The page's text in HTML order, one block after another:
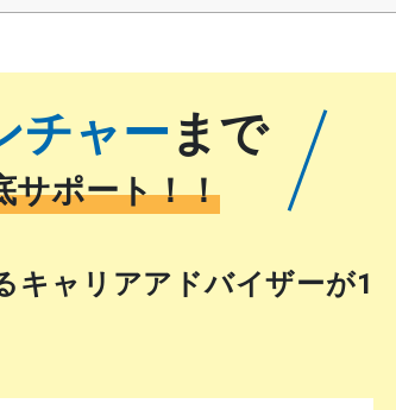
チャーまで
サポート！！
キャリアアドバイザーが1